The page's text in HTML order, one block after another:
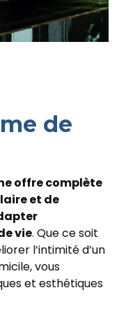
de
offre complète
et de
vie. Que ce soit
l’intimité d’un
vous
et esthétiques